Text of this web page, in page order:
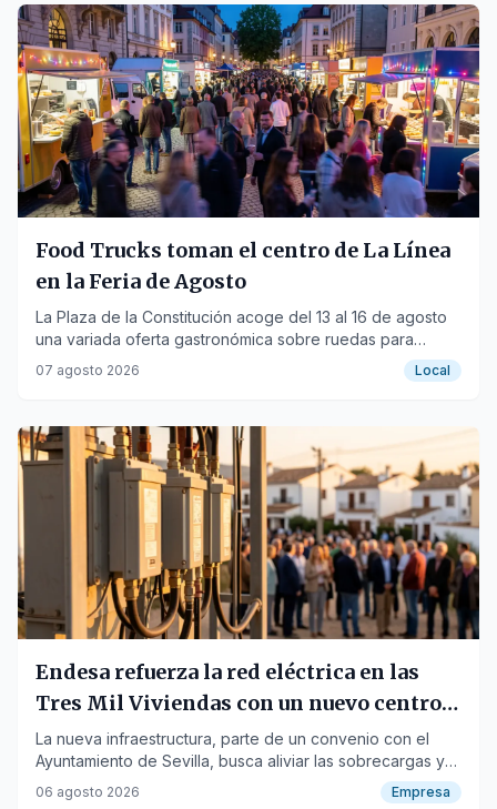
Food Trucks toman el centro de La Línea
en la Feria de Agosto
La Plaza de la Constitución acoge del 13 al 16 de agosto
una variada oferta gastronómica sobre ruedas para
vecinos y visitantes.
07 agosto 2026 Local
Endesa refuerza la red eléctrica en las
Tres Mil Viviendas con un nuevo centro
de transformación
La nueva infraestructura, parte de un convenio con el
Ayuntamiento de Sevilla, busca aliviar las sobrecargas y
abastecer a más viviendas en la capital hispalense.
06 agosto 2026 Empresa